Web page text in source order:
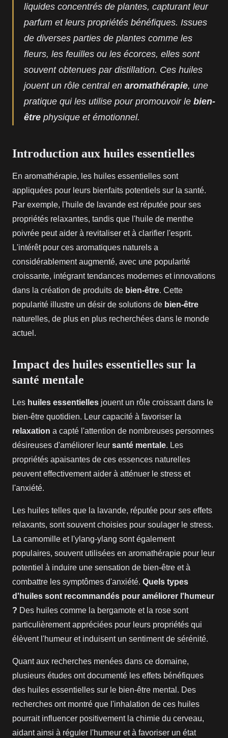
liquides concentrés de plantes, capturant leur
parfum et leurs propriétés bénéfiques. Issues
de diverses parties de plantes comme les
fleurs, les feuilles ou les écorces, elles sont
souvent obtenues par distillation. Ces huiles
jouent un rôle central en aromathérapie, une
pratique qui les utilise pour promouvoir le bien-
être physique et émotionnel.
Introduction aux huiles essentielles
En aromathérapie, les huiles essentielles sont
appliquées pour leurs bienfaits potentiels sur la santé.
Par exemple, l'huile de lavande est réputée pour ses
propriétés relaxantes, tandis que l'huile de menthe
poivrée peut aider à revitaliser et à clarifier l'esprit.
L'intérêt pour ces aromatiques naturels a
considérablement augmenté, avec une popularité
croissante, intégrant tendances modernes et innovations
dans la création de produits de bien-être. Cette
popularité illustre un désir de solutions de bien-être
naturelles, de plus en plus recherchées dans le monde
actuel.
Impact des huiles essentielles sur la
santé mentale
Les huiles essentielles jouent un rôle croissant dans le
bien-être quotidien. Leur capacité à favoriser la
relaxation a capté l'attention de nombreuses personnes
désireuses d'améliorer leur santé mentale. Les
propriétés apaisantes de ces essences naturelles
peuvent effectivement aider à atténuer le stress et
l'anxiété.
Les huiles telles que la lavande, réputée pour ses effets
relaxants, sont souvent choisies pour soulager le stress.
La camomille et l'ylang-ylang sont également
populaires, souvent utilisées en aromathérapie pour leur
potentiel à induire une sensation de bien-être et à
combattre les symptômes d'anxiété. Quels types
d'huiles sont recommandés pour améliorer l'humeur
? Des huiles comme la bergamote et la rose sont
particulièrement appréciées pour leurs propriétés qui
élèvent l'humeur et induisent un sentiment de sérénité.
Quant aux recherches menées dans ce domaine,
plusieurs études ont documenté les effets bénéfiques
des huiles essentielles sur le bien-être mental. Des
recherches ont montré que l'inhalation de ces huiles
pourrait influencer positivement la chimie du cerveau,
aidant ainsi à réguler l'humeur et à favoriser un état